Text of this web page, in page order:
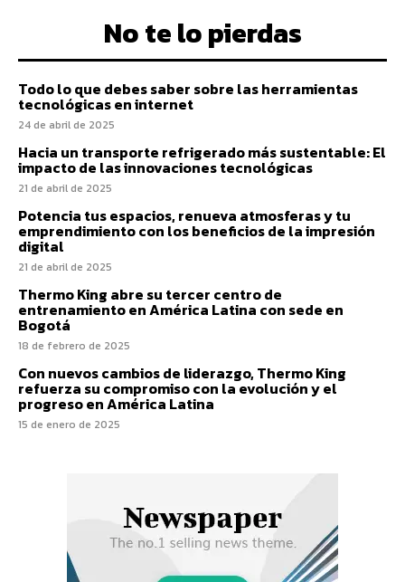
No te lo pierdas
Todo lo que debes saber sobre las herramientas
tecnológicas en internet
24 de abril de 2025
Hacia un transporte refrigerado más sustentable: El
impacto de las innovaciones tecnológicas
21 de abril de 2025
Potencia tus espacios, renueva atmosferas y tu
emprendimiento con los beneficios de la impresión
digital
21 de abril de 2025
Thermo King abre su tercer centro de
entrenamiento en América Latina con sede en
Bogotá
18 de febrero de 2025
Con nuevos cambios de liderazgo, Thermo King
refuerza su compromiso con la evolución y el
progreso en América Latina
15 de enero de 2025